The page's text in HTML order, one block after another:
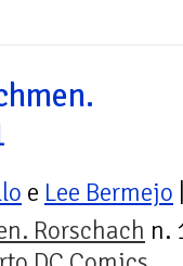
e Lee Bermejo
Rorschach n.